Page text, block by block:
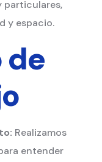
particulares,
y espacio.
de
Realizamos
entender